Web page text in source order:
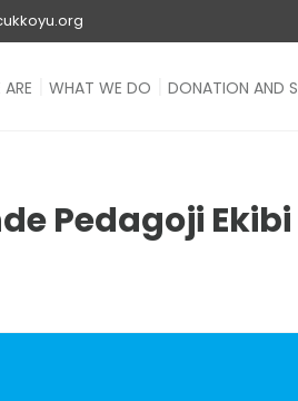
WHAT WE DO DONATION AND
Pedagoji